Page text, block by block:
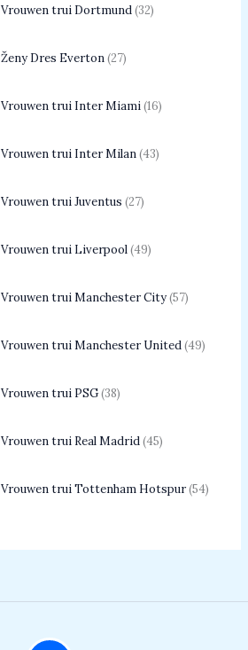
Vrouwen trui Dortmund 32
Ženy Dres Everton 27
Vrouwen trui Inter Miami 16
Vrouwen trui Inter Milan 43
Vrouwen trui Juventus 27
Vrouwen trui Liverpool 49
Vrouwen trui Manchester City 57
Vrouwen trui Manchester United 49
Vrouwen trui PSG 38
Vrouwen trui Real Madrid 45
Vrouwen trui Tottenham Hotspur 54